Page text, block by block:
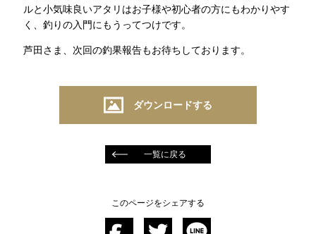
ルと小気味良いアタリはお子様や初心者の方にもわかりやす
く、釣りの入門にもうってつけです。
芦田さま、次回の釣果報告もお待ちしております。
ダウンロードする
一覧に戻る
このページをシェアする